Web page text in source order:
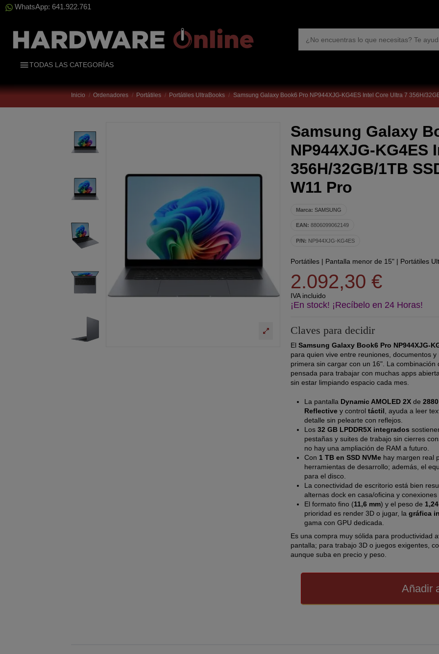
WhatsApp: 641.922.761
TODAS LAS CATEGORÍAS
Inicio Ordenadores Portátiles Portátiles UltraBooks Samsung Galaxy Book6 Pro NP944XJG-KG4ES Intel Core Ultra 7 356H/
Samsung Galaxy
NP944XJG-KG4ES
356H/32GB/1TB
W11 Pro
Marca: SAMSUNG
EAN: 8806099062149
P/N: NP944XJG-KG4ES
Portátiles| Pantalla menor de 15"| Portátiles
2.092,30 €
IVA incluido
¡En stock! ¡Recíbelo en 24 Horas!
Claves para decidir
El Samsung Galaxy Book6 Pro NP944XJG-
para quien vive entre reuniones, documentos
primera sin cargar con un 16". La combinación
pensada para trabajar con muchas apps
sin estar limpiando espacio cada mes.
La pantalla Dynamic AMOLED 2Xde
Reflectivey control táctil , ayuda a leer
detalle sin pelearte con reflejos.
Los 32 GB LPDDR5X integrados
pestañas y suites de trabajo sin cierres
no hay una ampliación de RAM a futuro.
Con 1 TB en SSD NVMehay margen real
herramientas de desarrollo; además, el
para el disco.
La conectividad de escritorio está bien
alternas dock en casa/oficina y
El formato fino (11,6 mm) y el peso de
prioridad es render 3D o jugar, la gráfica
gama con GPU dedicada.
Es una compra muy sólida para productividad
pantalla; para trabajo 3D o juegos exigentes,
aunque suba en precio y peso.
Añadir